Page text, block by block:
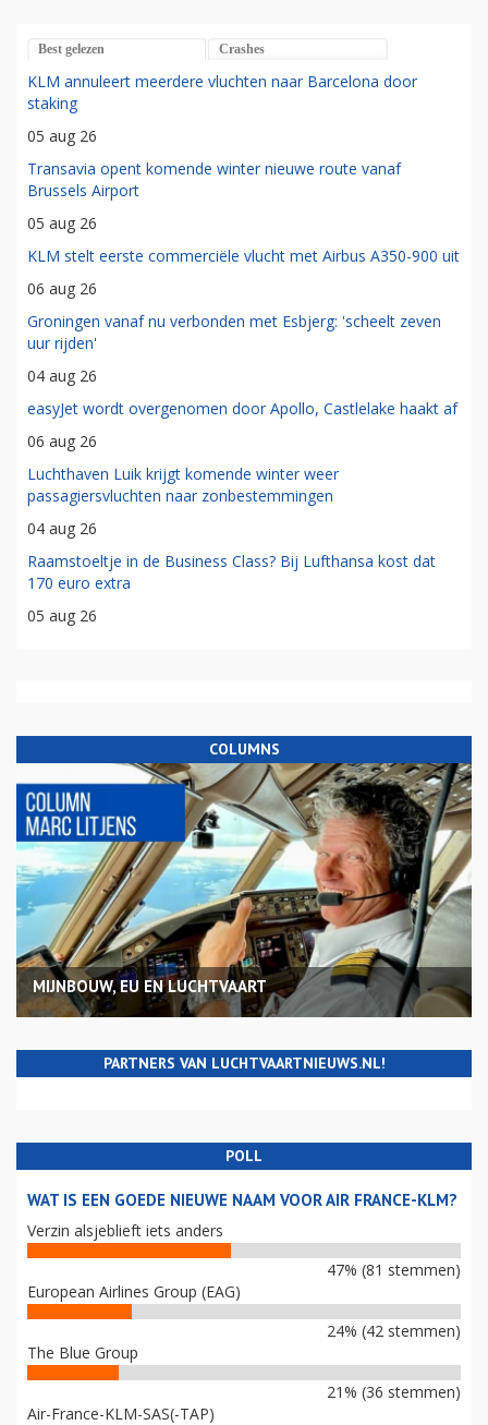
Best gelezen Crashes
KLM annuleert meerdere vluchten naar Barcelona door
staking
05 aug 26
Transavia opent komende winter nieuwe route vanaf
Brussels Airport
05 aug 26
KLM stelt eerste commerciële vlucht met Airbus A350-900 uit
06 aug 26
Groningen vanaf nu verbonden met Esbjerg: 'scheelt zeven
uur rijden'
04 aug 26
easyJet wordt overgenomen door Apollo, Castlelake haakt af
06 aug 26
Luchthaven Luik krijgt komende winter weer
passagiersvluchten naar zonbestemmingen
04 aug 26
Raamstoeltje in de Business Class? Bij Lufthansa kost dat
170 euro extra
05 aug 26
COLUMNS
MIJNBOUW, EU EN LUCHTVAART
PARTNERS VAN LUCHTVAARTNIEUWS.NL!
POLL
WAT IS EEN GOEDE NIEUWE NAAM VOOR AIR FRANCE-KLM?
Verzin alsjeblieft iets anders
47% (81 stemmen)
European Airlines Group (EAG)
24% (42 stemmen)
The Blue Group
21% (36 stemmen)
Air-France-KLM-SAS(-TAP)